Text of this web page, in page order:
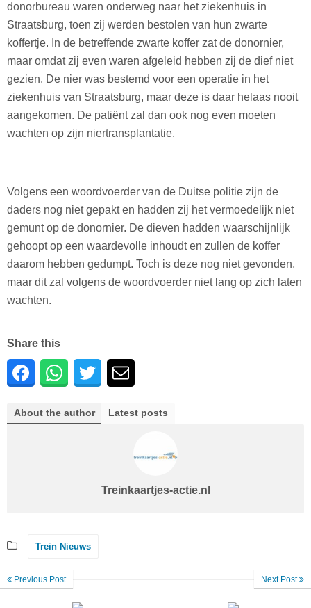
donorbureau waren onderweg naar het ziekenhuis in
Straatsburg, toen zij werden bestolen van hun zwarte
koffertje. In de betreffende zwarte koffer zat de donornier,
maar omdat zij even waren afgeleid hebben zij de dief niet
gezien. De nier was bestemd voor een operatie in het
ziekenhuis van Straatsburg, maar deze is daar helaas nooit
aangekomen. De patiënt zal dan ook nog even moeten
wachten op zijn niertransplantatie.
Volgens een woordvoerder van de Duitse politie zijn de
daders nog niet gepakt en hadden zij het vermoedelijk niet
gemunt op de donornier. De dieven hadden waarschijnlijk
gehoopt op een waardevolle inhoudt en zullen de koffer
daarom hebben gedumpt. Toch is deze nog niet gevonden,
maar dit zal volgens de woordvoerder niet lang op zich laten
wachten.
Share this
About the author Latest posts
Treinkaartjes-actie.nl
Trein Nieuws
Previous Post Next Post